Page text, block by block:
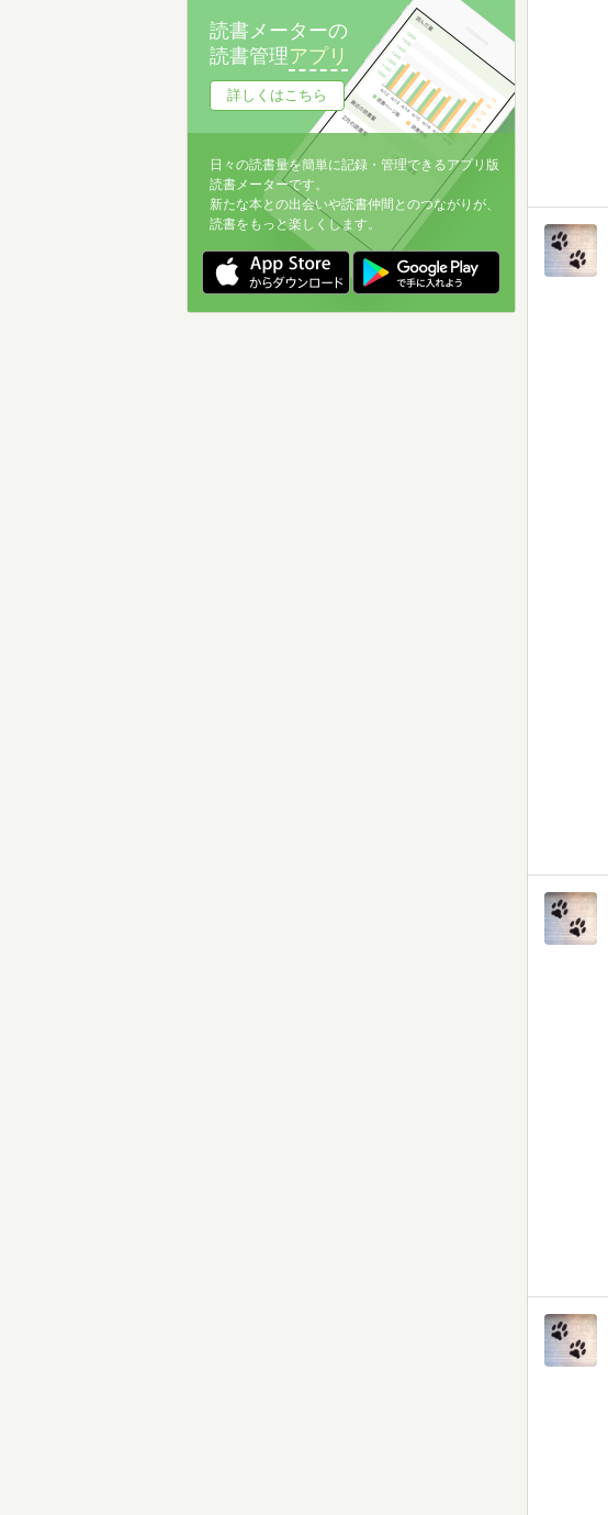
読書メーターの
読書管理アプリ
詳しくはこちら
日々の読書量を簡単に記録・管理できるアプリ版
読書メーターです。
新たな本との出会いや読書仲間とのつながりが、
読書をもっと楽しくします。